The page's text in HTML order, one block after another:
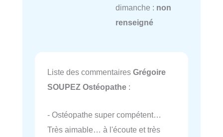
dimanche : non
renseigné
Liste des commentaires Grégoire
SOUPEZ Ostéopathe :
- Ostéopathe super compétent…
Très aimable… à l'écoute et très